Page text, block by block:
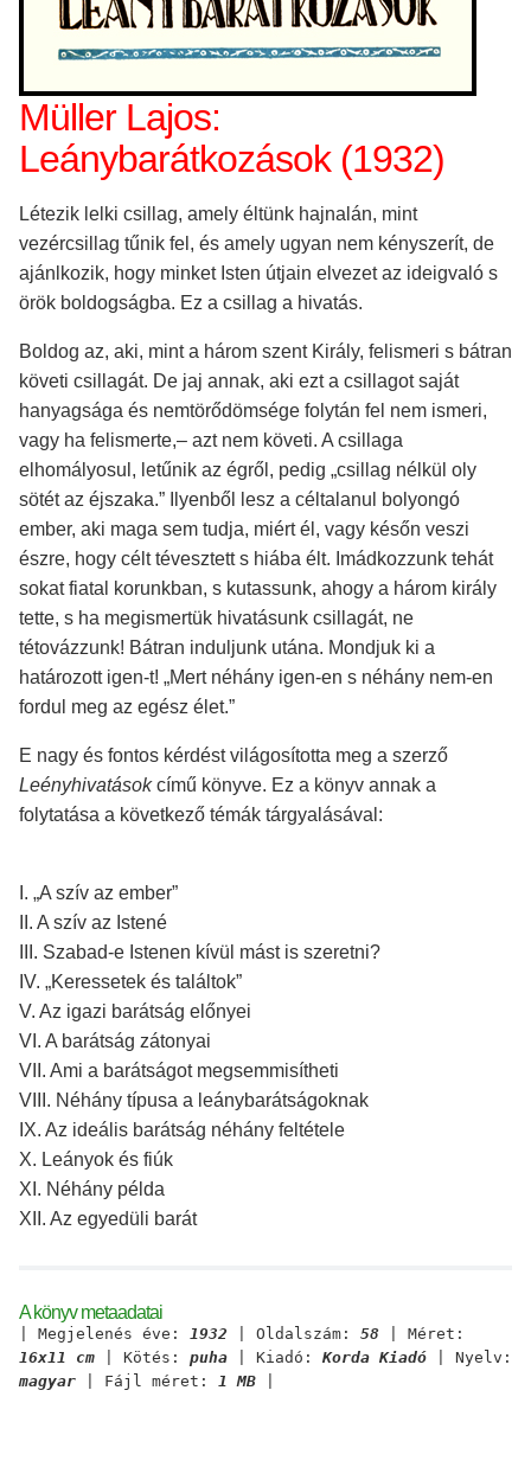
Müller Lajos:
Leánybarátkozások (1932)
Létezik lelki csillag, amely éltünk hajnalán, mint
vezércsillag tűnik fel, és amely ugyan nem kényszerít, de
ajánlkozik, hogy minket Isten útjain elvezet az ideigvaló s
örök boldogságba. Ez a csillag a hivatás.
Boldog az, aki, mint a három szent Király, felismeri s bátran
követi csillagát. De jaj annak, aki ezt a csillagot saját
hanyagsága és nemtörődömsége folytán fel nem ismeri,
vagy ha felismerte,– azt nem követi. A csillaga
elhomályosul, letűnik az égről, pedig „csillag nélkül oly
sötét az éjszaka.” Ilyenből lesz a céltalanul bolyongó
ember, aki maga sem tudja, miért él, vagy későn veszi
észre, hogy célt tévesztett s hiába élt. Imádkozzunk tehát
sokat fiatal korunkban, s kutassunk, ahogy a három király
tette, s ha megismertük hivatásunk csillagát, ne
tétovázzunk! Bátran induljunk utána. Mondjuk ki a
határozott igen-t! „Mert néhány igen-en s néhány nem-en
fordul meg az egész élet.”
E nagy és fontos kérdést világosította meg a szerző
Leényhivatásokcímű könyve. Ez a könyv annak a
folytatása a következő témák tárgyalásával:
I. „A szív az ember”
II. A szív az Istené
III. Szabad-e Istenen kívül mást is szeretni?
IV. „Keressetek és találtok”
V. Az igazi barátság előnyei
VI. A barátság zátonyai
VII. Ami a barátságot megsemmisítheti
VIII. Néhány típusa a leánybarátságoknak
IX. Az ideális barátság néhány feltétele
X. Leányok és fiúk
XI. Néhány példa
XII. Az egyedüli barát
A könyv metaadatai
| Megjelenés éve: 1932 | Oldalszám: 58 | Méret:
16x11 cm | Kötés: puha | Kiadó: Korda Kiadó | Nyelv:
magyar | Fájl méret: 1 MB